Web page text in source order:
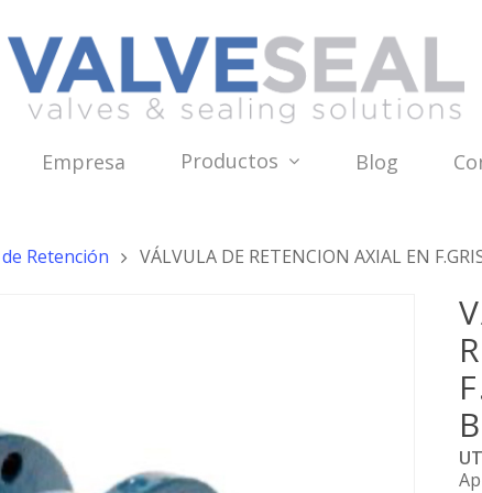
Empresa Productos Blog
Retención VÁLVULA DE RETENCION AXIAL EN